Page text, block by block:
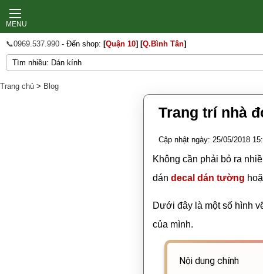
MENU
📞0969.537.990 - Đến shop: [Quận 10] [Q.Bình Tân]
Trang chủ > Blog
Trang trí nhà
Cập nhật ngày: 25/05/2018
Không cần phải bỏ ra
dán decal dán tường
Dưới đây là một số hình
của mình.
Nội dung chính